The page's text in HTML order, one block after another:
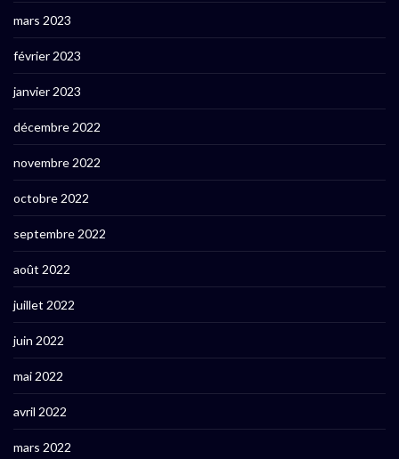
mars 2023
février 2023
janvier 2023
décembre 2022
novembre 2022
octobre 2022
septembre 2022
août 2022
juillet 2022
juin 2022
mai 2022
avril 2022
mars 2022